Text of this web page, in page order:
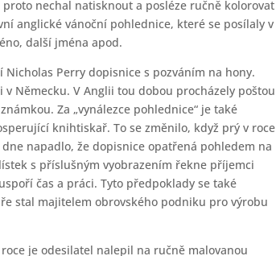
nechal natisknout a posléze ručně kolorovat
anglické vánoční pohlednice, které se posílaly v
další jména apod.
Perry dopisnice s pozváním na hony.
Německu. V Anglii tou dobou procházely poštou
Za „vynálezce pohlednice“ je také
knihtiskař. To se změnilo, když prý v roce
napadlo, že dopisnice opatřená pohledem na
s příslušným vyobrazením řekne příjemci
čas a práci. Tyto předpoklady se také
stal majitelem obrovského podniku pro výrobu
je odesilatel nalepil na ručně malovanou